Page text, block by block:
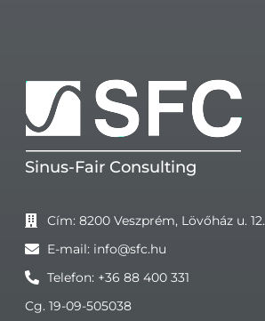
Sinus-Fair Consulting
Cím: 8200 Veszprém, Lövőház u. 12.
E-mail: info@sfc.hu
Telefon: +36 88 400 331
Cg. 19-09-505038